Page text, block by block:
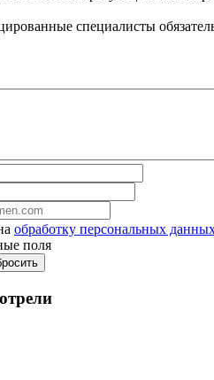
специалисты
обработку персональных
поля